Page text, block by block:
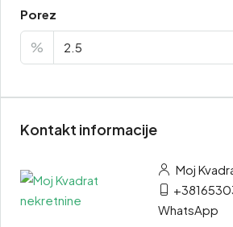
Porez
%
Kontakt informacije
Moj
WhatsApp